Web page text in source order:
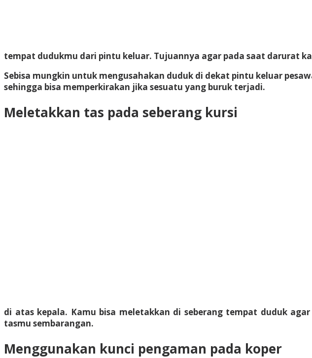
tempat dudukmu dari pintu keluar. Tujuannya agar pada saat darurat
Sebisa mungkin untuk mengusahakan duduk di dekat pintu keluar
sehingga bisa memperkirakan jika sesuatu yang buruk terjadi.
Meletakkan tas pada seberang kursi
di atas kepala. Kamu bisa meletakkan di seberang tempat duduk
tasmu sembarangan.
Menggunakan kunci pengaman pada koper